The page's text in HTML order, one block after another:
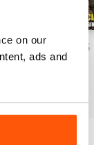
on our
ads and
Otto/Nov/Dice 25
Buy for$4.99